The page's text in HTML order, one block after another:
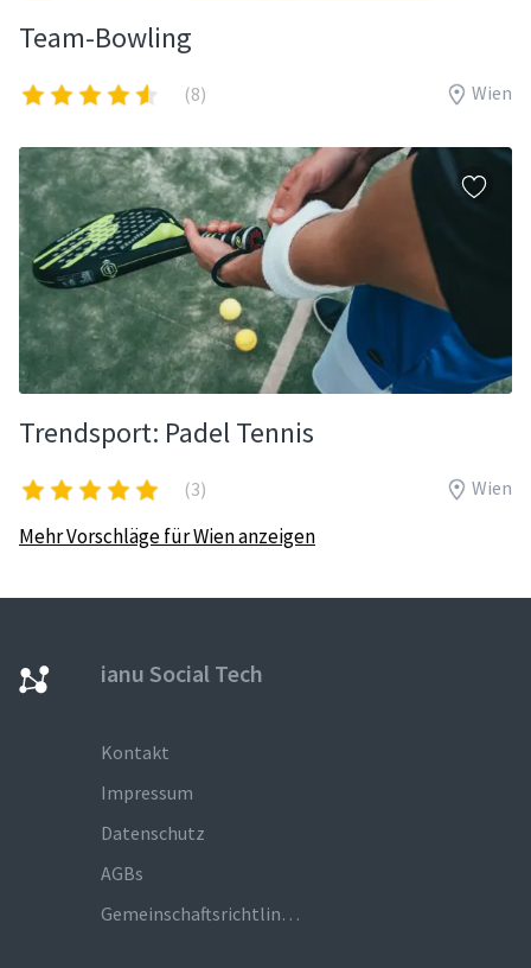
Team-Bowling
(8) Wien
Trendsport: Padel Tennis
(3) Wien
Mehr Vorschläge für Wien anzeigen
ianu Social Tech
Kontakt
Impressum
Datenschutz
AGBs
Gemeinschaftsrichtlinien